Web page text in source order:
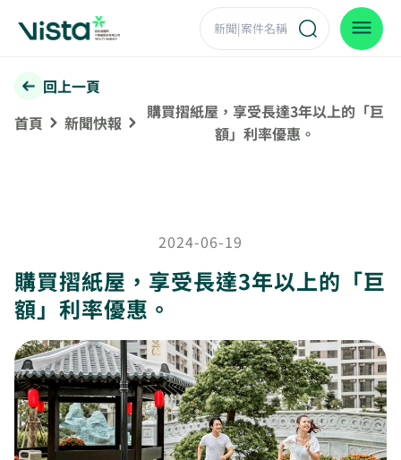
回上一頁
首頁
新聞快報
購買摺紙屋，享受長達3年以上的「巨
額」利率優惠。
2024-06-19
購買摺紙屋，享受長達3年以上的「巨
額」利率優惠。